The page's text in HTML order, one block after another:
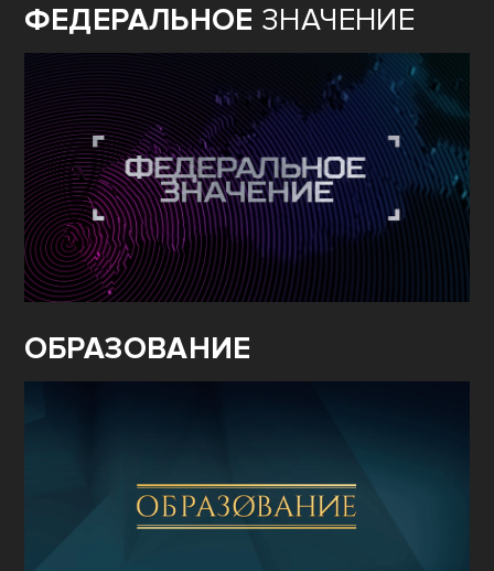
ФЕДЕРАЛЬНОЕ ЗНАЧЕНИЕ
ОБРАЗОВАНИЕ